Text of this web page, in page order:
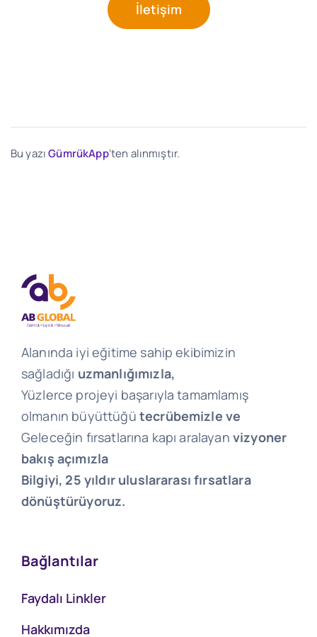
İletişim
Bu yazıGümrükApp'ten alınmıştır.
Alanında iyi eğitime sahip ekibimizin
sağladığı uzmanlığımızla,
Yüzlerce projeyi başarıyla tamamlamış
olmanın büyüttüğü tecrübemizle ve
Geleceğin fırsatlarına kapı aralayan vizyoner
bakış açımızla
Bilgiyi, 25 yıldır uluslararası fırsatlara
dönüştürüyoruz.
Bağlantılar
Faydalı Linkler
Hakkımızda